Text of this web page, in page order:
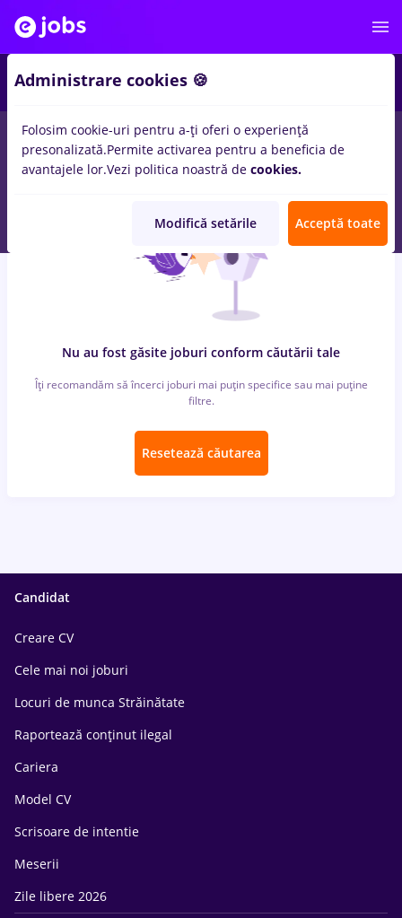
locuri de muncaprime kapitalpentruStudent, Fara
experientainBanci, IT / Telecom
Nu au fost găsite joburi conform căutării tale
Îți recomandăm să încerci joburi mai puțin specifice sau mai puține
filtre.
Resetează căutarea
Candidat
Creare CV
Cele mai noi joburi
Locuri de munca Străinătate
Raportează conținut ilegal
Cariera
Model CV
Scrisoare de intentie
Meserii
Zile libere 2026
Administrare cookies 🍪
Folosim cookie-uri pentru a-ți oferi o experiență
presonalizată.Permite activarea pentru a beneficia de
avantajele lor.Vezi politica noastră de cookies.
Modifică setările Acceptă toate